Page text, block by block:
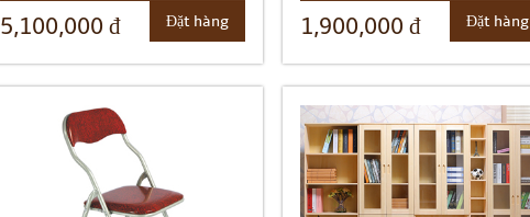
5,100,000 đ Đặt hàng 1,900,000 đ Đặt hàng